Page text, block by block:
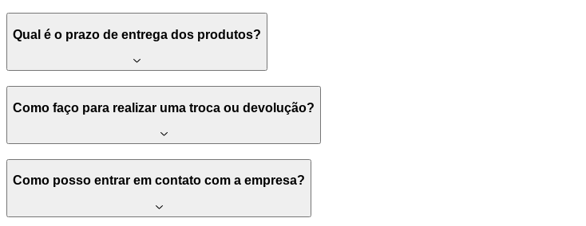
Qual é o prazo de entrega dos produtos?
Como faço para realizar uma troca ou devolução?
Como posso entrar em contato com a empresa?